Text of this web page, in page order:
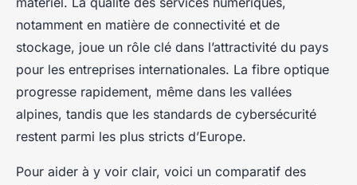
notamment en matière de connectivité et de
stockage, joue un rôle clé dans l’attractivité du pays
pour les entreprises internationales. La fibre optique
progresse rapidement, même dans les vallées
alpines, tandis que les standards de cybersécurité
restent parmi les plus stricts d’Europe.
Pour aider à y voir clair, voici un comparatif des